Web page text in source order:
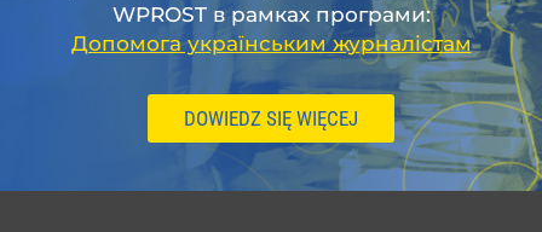
WPROST в рамках програми:
Допомога українським журналістам
DOWIEDZ SIĘ WIĘCEJ